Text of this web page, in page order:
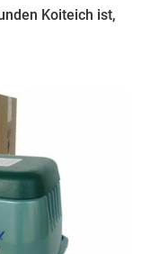
Koiteich ist,